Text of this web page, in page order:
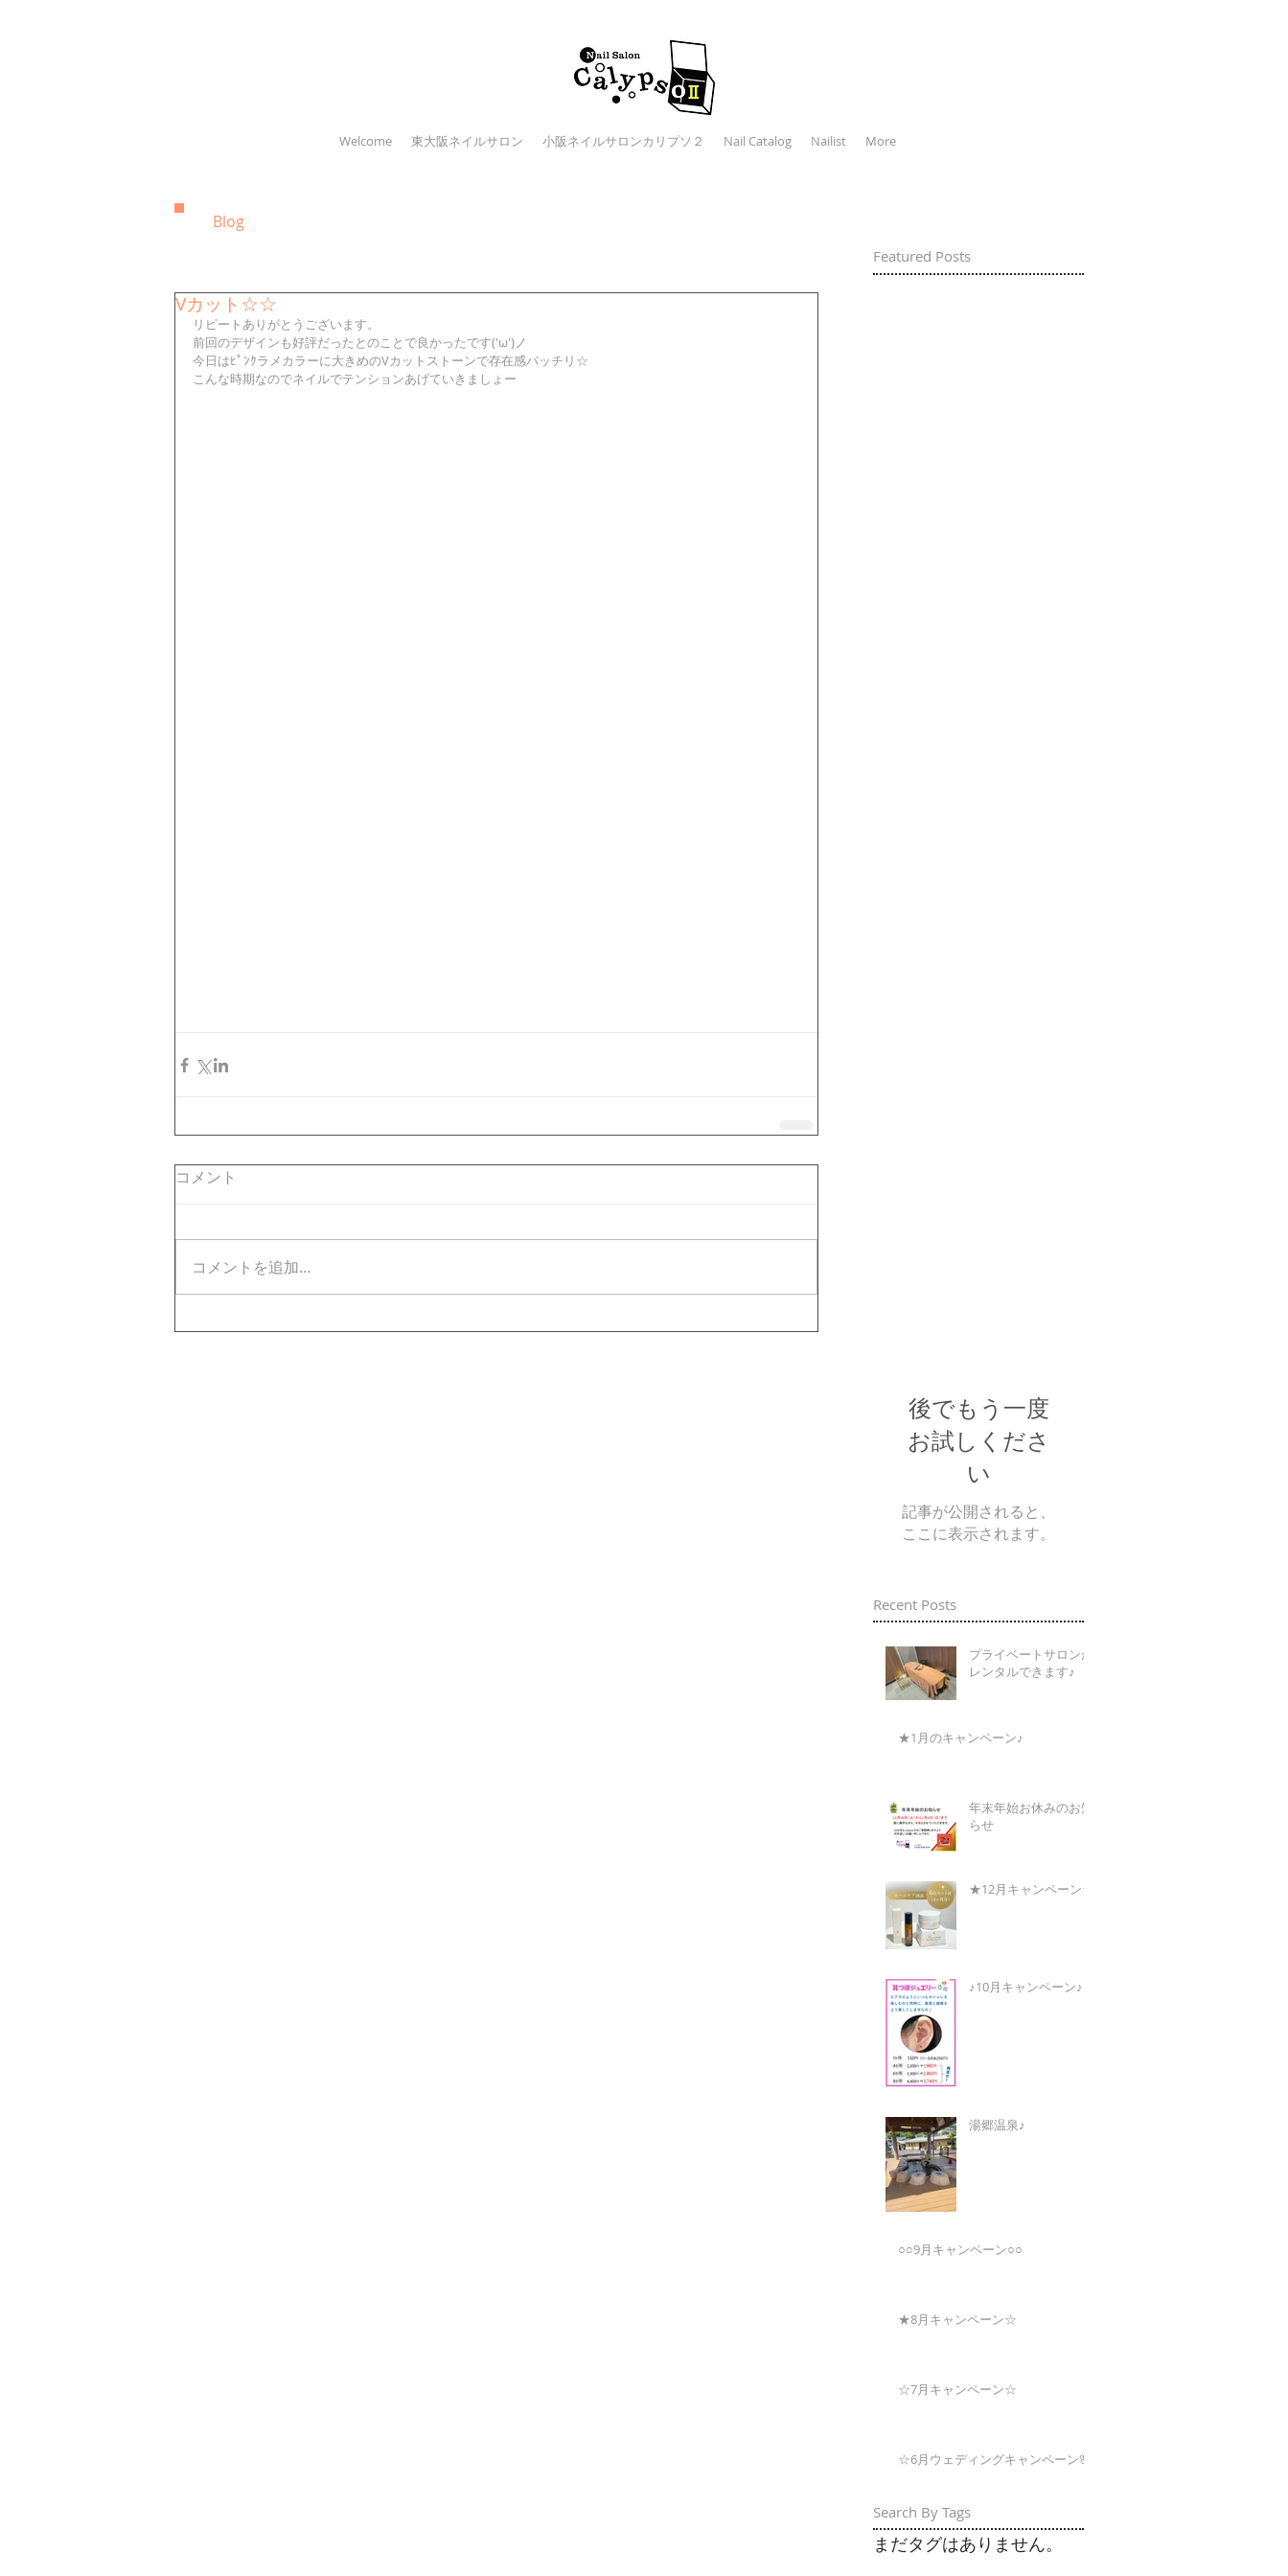
Welcome 東大阪ネイルサロン 小阪ネイルサロンカリプソ２ Nail Catalog Nailist More
Blog
Featured Posts
Vカット☆☆
リピートありがとうございます。
前回のデザインも好評だったとのことで良かったです('ω')ノ
今日はﾋﾟﾝｸラメカラーに大きめのVカットストーンで存在感バッチリ☆
こんな時期なのでネイルでテンションあげていきましょー
コメント
コメントを追加…
後でもう一度
お試しくださ
い
記事が公開されると、
ここに表示されます。
Recent Posts
Search By Tags
プライベートサロンが
レンタルできます♪
★1月のキャンペーン♪
年末年始お休みのお知
らせ
★12月キャンペーン★
♪10月キャンペーン♪
湯郷温泉♪
○○9月キャンペーン○○
★8月キャンペーン☆
☆7月キャンペーン☆
☆6月ウェディングキャンペーン🌸
まだタグはありません。